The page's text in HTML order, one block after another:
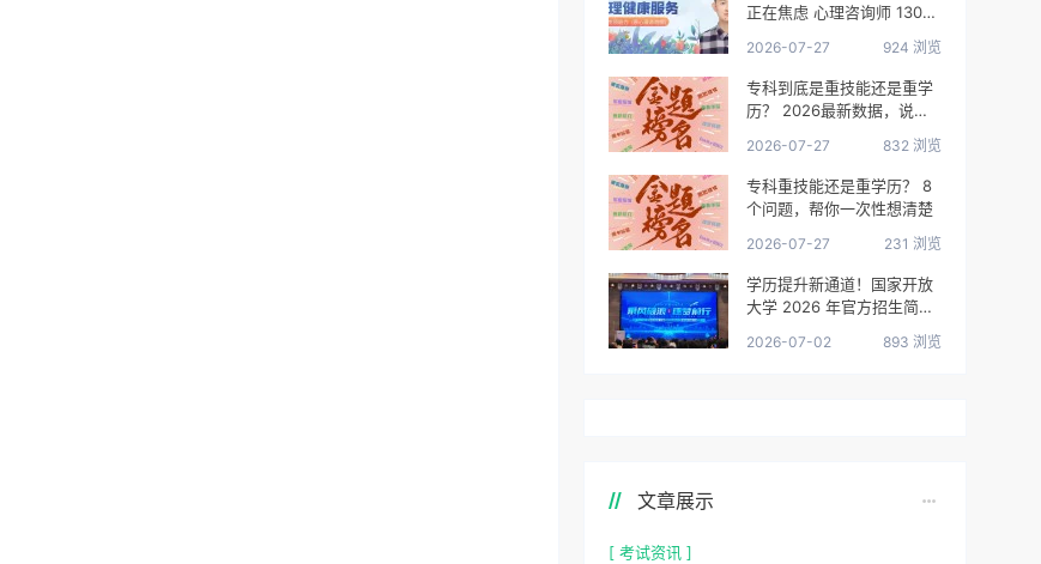
正在焦虑 心理咨询师 130万
2026-07-27 924 浏览
专科到底是重技能还是重学
历？ 2026最新数据，说得
2026-07-27 832 浏览
专科重技能还是重学历？ 8
个问题，帮你一次性想清楚
2026-07-27 231 浏览
学历提升新通道！国家开放
大学 2026 年官方招生简章
2026-07-02 893 浏览
文章展示
[ 考试资讯 ]